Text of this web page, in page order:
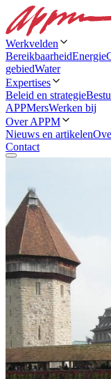
Werkvelden
BereikbaarheidEnergie
gebiedWater
Expertises
Beleid en strategie
APPMersWerken bij
Over APPM
Nieuws en artikelen
Contact